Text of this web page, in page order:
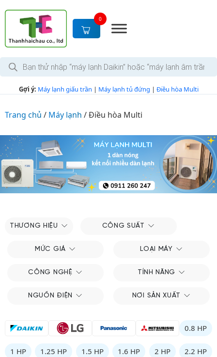
c
n
0
T
m
i
p
h
ẩ
m
Gợi ý: Máy lạnh giấu trần | Máy lạnh tủ đứng | Điều hòa Multi
Trang chủ / Máy lạnh /Điều hòa Multi
THƯƠNG HIỆU CÔNG SUẤT
MỨC GIÁ LOẠI MÁY
CÔNG NGHỆ TÍNH NĂNG
NGUỒN ĐIỆN NƠI SẢN XUẤT
0.8 HP
1 HP 1.25 HP 1.5 HP 1.6 HP 2 HP 2.2 HP